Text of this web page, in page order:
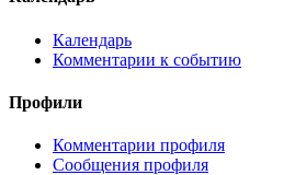
Календарь
Комментарии к событию
Профили
Комментарии профиля
Сообщения профиля